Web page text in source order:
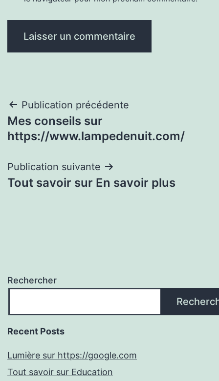
Navigation
de
Publication précédente
Mes conseils sur
https://www.lampedenuit.com/
Publication suivante
Tout savoir sur En savoir plus
Rechercher
Recent Posts
Lumière sur https://google.com
Tout savoir sur Education